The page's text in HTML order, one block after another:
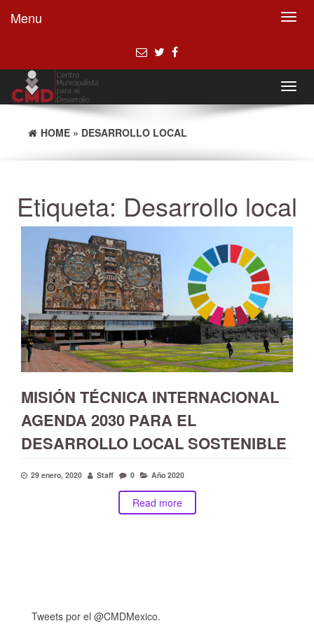
Menu
HOME » DESARROLLO LOCAL
Etiqueta: Desarrollo local
MISIÓN TÉCNICA INTERNACIONAL
AGENDA 2030 PARA EL
DESARROLLO LOCAL SOSTENIBLE
29 enero, 2020 Staff 0 Año 2020
Read more
Tweets por el @CMDMexico.